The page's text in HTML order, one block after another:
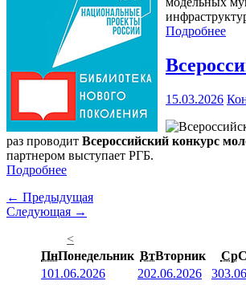
Подробнее
15.03.2026
раз проводит Всероссийский конкурс
партнером выступает РГБ.
Подробнее
← Предыдущая
Следующая →
<
ПнПонедельник ВтВторник Ср
101.06.2026 202.06.2026 3